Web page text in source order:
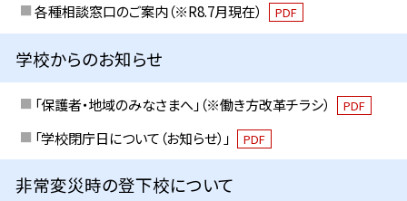
各種相談窓口のご案内（※R8.7月現在） PDF
学校からのお知らせ
「保護者・地域のみなさまへ」（※働き方改革チラシ） PDF
「学校閉庁日について（お知らせ）」 PDF
非常変災時の登下校について